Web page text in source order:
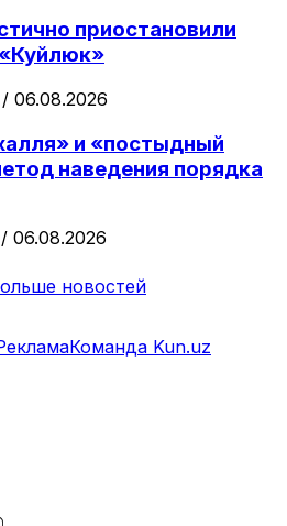
приостановили
06.08.2026
и «постыдный
наведения порядка
06.08.2026
новостей
Команда Kun.uz